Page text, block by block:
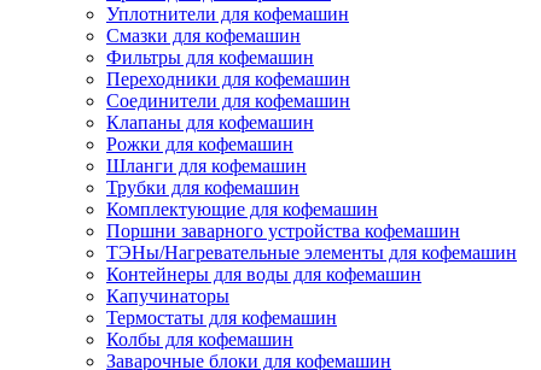
Уплотнители для кофемашин
Смазки для кофемашин
Фильтры для кофемашин
Переходники для кофемашин
Соединители для кофемашин
Клапаны для кофемашин
Рожки для кофемашин
Шланги для кофемашин
Трубки для кофемашин
Комплектующие для кофемашин
Поршни заварного устройства кофемашин
ТЭНы/Нагревательные элементы для кофемашин
Контейнеры для воды для кофемашин
Капучинаторы
Термостаты для кофемашин
Колбы для кофемашин
Заварочные блоки для кофемашин